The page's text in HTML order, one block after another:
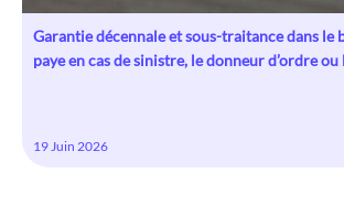
Garantie décennale et sous-traitance dans le
paye en cas de sinistre, le donneur d’ordre
19 Juin 2026